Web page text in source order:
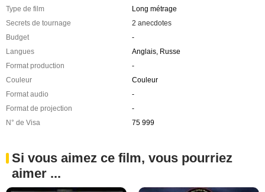
Type de film
Long métrage
Secrets de tournage
2 anecdotes
Budget
-
Langues
Anglais, Russe
Format production
-
Couleur
Couleur
Format audio
-
Format de projection
-
N° de Visa
75 999
Si vous aimez ce film, vous pourriez
aimer ...